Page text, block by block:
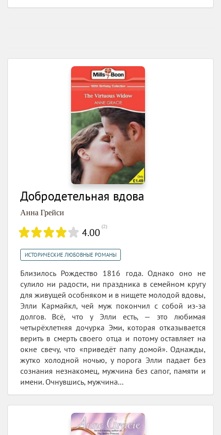
Добродетельная вдова
Анна Грейси
4.00 (2)
ИСТОРИЧЕСКИЕ ЛЮБОВНЫЕ РОМАНЫ
Близилось Рождество 1816 года. Однако оно не
сулило ни радости, ни праздника в семейном кругу
для живущей особняком и в нищете молодой вдовы,
Элли Кармайкл, чей муж покончил с собой из-за
долгов. Всё, что у Элли есть, — это любимая
четырёхлетняя дочурка Эми, которая отказывается
верить в смерть своего отца и потому оставляет на
окне свечу, что «приведёт папу домой». Однажды,
жутко холодной ночью, у порога Элли падает без
сознания незнакомец, мужчина без сапог, памяти и
имени. Очнувшись, мужчина...